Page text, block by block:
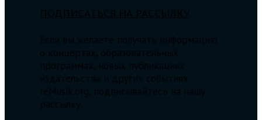
ПОДПИСАТЬСЯ НА РАССЫЛКУ
Если вы желаете получать информацию
о концертах, образовательных
программах, новых публикациях
издательства и других событиях
reMusik.org, подписывайтесь на нашу
рассылку.